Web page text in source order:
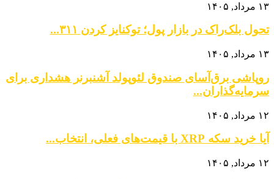
۱۳ مرداد, ۱۴۰۵
تحول بلک‌راک در بازار پول؛ توکنایز کردن ۳۱۱...
۱۳ مرداد, ۱۴۰۵
روپاشی برق‌آسای صندوق لئوپولد آشنبرنر هشداری برای
سرمایه‌گذاران...
۱۲ مرداد, ۱۴۰۵
آیا خرید سکه XRP با قیمت‌های فعلی، انتخاب...
۱۲ مرداد, ۱۴۰۵